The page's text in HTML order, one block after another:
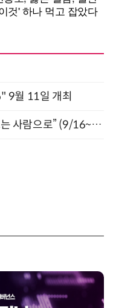
월 11일 개최
“AI에게 묻는 사람에서, AI로 만드는 사람으로” (9/16~17)